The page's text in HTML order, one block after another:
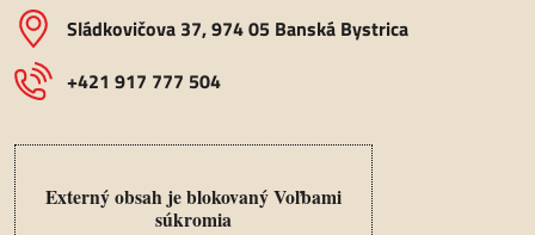
Sládkovičova 37, 974 05 Banská Bystrica
+421 917 777 504
Externý obsah je blokovaný Voľbami
súkromia